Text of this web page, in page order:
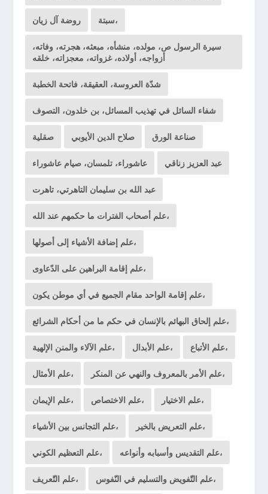
روضة آل زيان سبتة،
سيرة الرسول ص، مولده، منشأه، مبعثه، هجرته، وفاته،
أزواجه، أولاده، غزواته، معجزاته، خلقه
شدّة العروسة، العقيقة، فاتحة الخطبة
شفاء السائل في تهذيب المسائل، بن خلدون، التصوف
صقلية صلاح الدين الأيوبي صناعة الورق
عاشوراء، تلمسان، صيام عاشوراء عبد العزيز زناقي
عبد الله بن سليمان التاهرتي، تاهرت
علم أصحاب الفترات ما حكمهم عند الله،
علم إضافة الأشياء إلى أصولها،
علم إقامة البراهين على الدّعاوى،
علم إقامة الواحد مقام الجميع في أي موطن يكون،
علم إلحاق البهائم بالإنسان في حكم ما من أحكام الشرائع،
علم الآلاء والمنن الإلهية، علم الأبدال، علم الأتباع،
علم الأمثال، علم الأمر بالمعروف والنهي عن المنكر،
علم الإيمان، علم الاختصاص، علم الاختيار،
علم التجانس بين الأشياء، علم التعريض بالخير،
علم التعظيم الكوني، علم التقديس وأسبابه وأنواعه،
علم التّعريف، علم التّفويض والتسليم في النّفوس،